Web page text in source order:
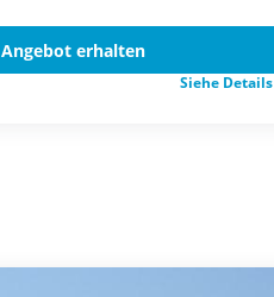
Angebot erhalten
Siehe Details